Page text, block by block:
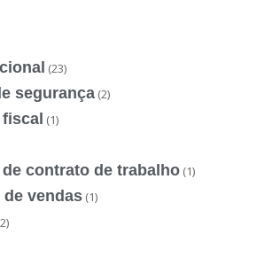
(23)
segurança (2)
fiscal (1)
contrato de trabalho (1)
de vendas (1)